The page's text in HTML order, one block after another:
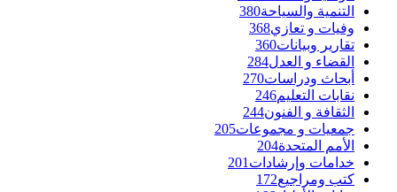
التنمية والسياحة380
وفيات و تعازي368
تقارير وبيانات360
القضاء و العدل284
أبحاث ودراسات270
نقابات التعليم246
الثقافة و الفنون244
جمعيات و مجموعات205
الأمم المتحدة204
خدامات وإرشادات 201
كتب ومراجيع172